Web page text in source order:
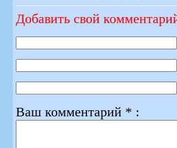
Добавить свой
Ваш комментарий * :